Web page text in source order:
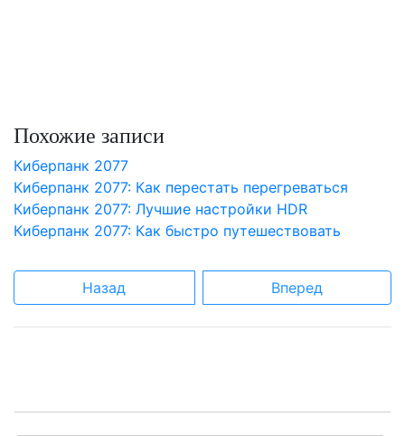
Похожие записи
Киберпанк 2077
Киберпанк 2077: Как перестать перегреваться
Киберпанк 2077: Лучшие настройки HDR
Киберпанк 2077: Как быстро путешествовать
Назад Вперед